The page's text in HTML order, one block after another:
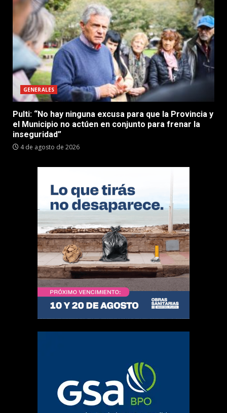
GENERALES
Pulti: “No hay ninguna excusa para que la Provincia y
el Municipio no actúen en conjunto para frenar la
inseguridad”
4 de agosto de 2026